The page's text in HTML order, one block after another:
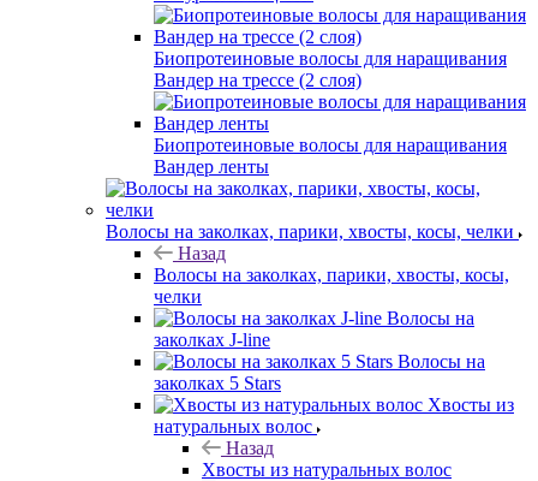
Биопротеиновые волосы для наращивания
Вандер на трессе (2 слоя)
Биопротеиновые волосы для наращивания
Вандер ленты
Волосы на заколках, парики, хвосты, косы, челки
Назад
Волосы на заколках, парики, хвосты, косы,
челки
Волосы на
заколках J-line
Волосы на
заколках 5 Stars
Хвосты из
натуральных волос
Назад
Хвосты из натуральных волос